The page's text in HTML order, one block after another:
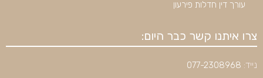
עורך דין חדלות פירעון
צרו איתנו קשר כבר היום:
נייד: 077-2308968